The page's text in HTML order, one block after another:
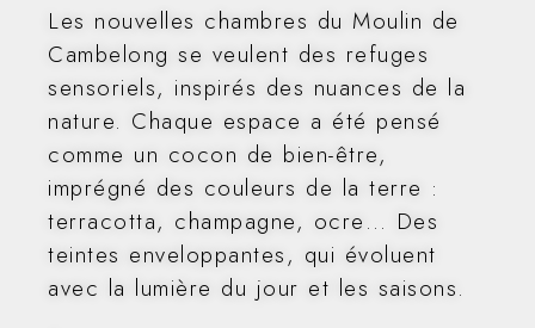
Les nouvelles chambres du Moulin de
Cambelong se veulent des refuges
sensoriels, inspirés des nuances de la
nature. Chaque espace a été pensé
comme un cocon de bien-être,
imprégné des couleurs de la terre :
terracotta, champagne, ocre… Des
teintes enveloppantes, qui évoluent
avec la lumière du jour et les saisons.